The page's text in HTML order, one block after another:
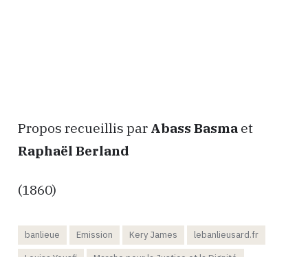
Propos recueillis par Abass Basma et
Raphaël Berland
(1860)
banlieue Emission Kery James
lebanlieusard.fr